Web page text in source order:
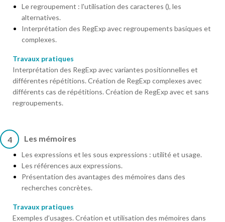
Le regroupement : l'utilisation des caracteres (), les
alternatives.
Interprétation des RegExp avec regroupements basiques et
complexes.
Travaux pratiques
Interprétation des RegExp avec variantes positionnelles et
différentes répétitions. Création de RegExp complexes avec
différents cas de répétitions. Création de RegExp avec et sans
regroupements.
4 Les mémoires
Les expressions et les sous expressions : utilité et usage.
Les références aux expressions.
Présentation des avantages des mémoires dans des
recherches concrètes.
Travaux pratiques
Exemples d’usages. Création et utilisation des mémoires dans